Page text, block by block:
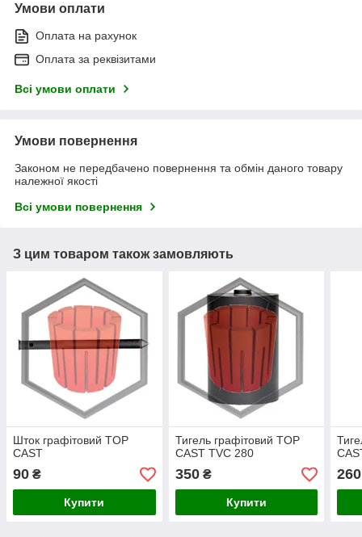
Умови оплати
Оплата на рахунок
Оплата за реквізитами
Всі умови оплати
Умови повернення
Законом не передбачено повернення та обмін даного товару
належної якості
Всі умови повернення
З цим товаром також замовляють
Шток графітовий TOP
CAST
90 ₴
Купити
Тигель графітовий TOP
CAST TVC 280
350₴
Купити
260